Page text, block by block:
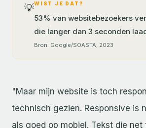
💡WIST JE DAT?
53% van websitebezoekers
die langer dan 3 seconden
Bron: Google/SOASTA, 2023
"Maar mijn website is toch
technisch gezien. Responsive is
als goed op mobiel. Tekst die net